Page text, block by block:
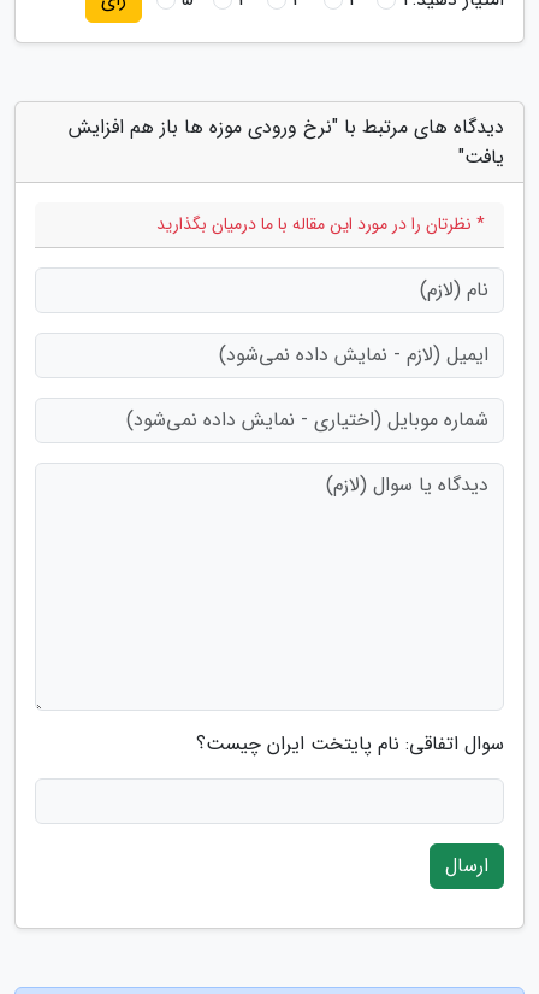
دیدگاه های مرتبط با "نرخ ورودی موزه ها باز هم افزایش
یافت"
* نظرتان را در مورد این مقاله با ما درمیان بگذارید
سوال اتفاقی: نام پایتخت ایران چیست؟
ارسال